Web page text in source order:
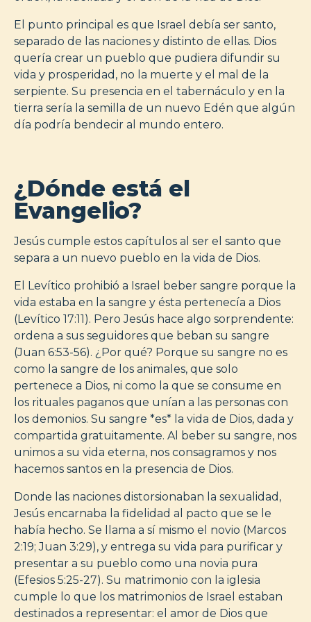
El punto principal es que Israel debía ser santo,
separado de las naciones y distinto de ellas. Dios
quería crear un pueblo que pudiera difundir su
vida y prosperidad, no la muerte y el mal de la
serpiente. Su presencia en el tabernáculo y en la
tierra sería la semilla de un nuevo Edén que algún
día podría bendecir al mundo entero.
¿Dónde está el
Evangelio?
Jesús cumple estos capítulos al ser el santo que
separa a un nuevo pueblo en la vida de Dios.
El Levítico prohibió a Israel beber sangre porque la
vida estaba en la sangre y ésta pertenecía a Dios
(Levítico 17:11). Pero Jesús hace algo sorprendente:
ordena a sus seguidores que beban su sangre
(Juan 6:53-56). ¿Por qué? Porque su sangre no es
como la sangre de los animales, que solo
pertenece a Dios, ni como la que se consume en
los rituales paganos que unían a las personas con
los demonios. Su sangre *es* la vida de Dios, dada y
compartida gratuitamente. Al beber su sangre, nos
unimos a su vida eterna, nos consagramos y nos
hacemos santos en la presencia de Dios.
Donde las naciones distorsionaban la sexualidad,
Jesús encarnaba la fidelidad al pacto que se le
había hecho. Se llama a sí mismo el novio (Marcos
2:19; Juan 3:29), y entrega su vida para purificar y
presentar a su pueblo como una novia pura
(Efesios 5:25-27). Su matrimonio con la iglesia
cumple lo que los matrimonios de Israel estaban
destinados a representar: el amor de Dios que